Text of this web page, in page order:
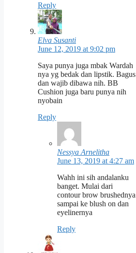
Reply
Elva Susanti
June 12, 2019 at 9:02 pm
Saya punya juga mbak Wardah
nya yg bedak dan lipstik. Bagus
dan wajib dibawa nih. BB
Cushion juga baru punya nih
nyobain
Reply
Nessya Arnelitha
June 13, 2019 at 4:27 am
Wahh ini sih andalanku
banget. Mulai dari
contour brow brushednya
sampai ke blush on dan
eyelinernya
Reply